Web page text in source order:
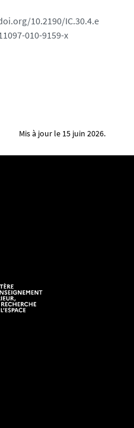
10.2190/IC.30.4.e
010-9159-x
Mis à jour le 15 juin 2026.